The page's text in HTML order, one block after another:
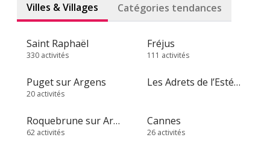
Villes & Villages Catégories tendances
Saint Raphaël
330 activités
Fréjus
111 activités
Puget sur Argens
20 activités
Les Adrets de l’Estérel
Roquebrune sur Argens
62 activités
Cannes
26 activités